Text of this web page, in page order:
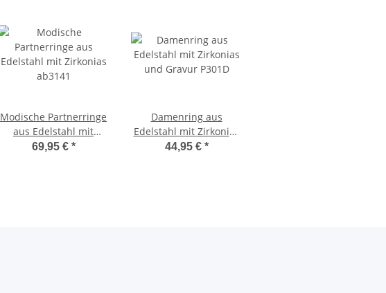
Modische Partnerringe
aus Edelstahl mit
Zirkonias ab3141
69,95 € *
Damenring aus
Edelstahl mit Zirkonias
und Gravur P301D
44,95 € *